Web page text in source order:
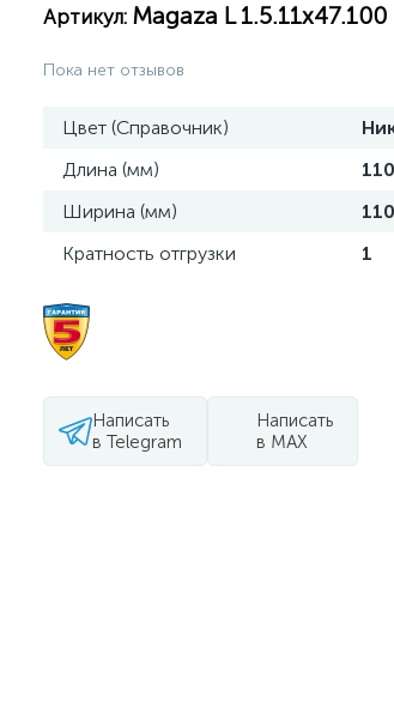
Артикул: Magaza L 1.5.11x47.100
Пока нет отзывов
Цвет (Справочник)
Длина (мм)
110
Ширина (мм)
110
Кратность отгрузки
1
Написать
в Telegram
Написать
в MAX